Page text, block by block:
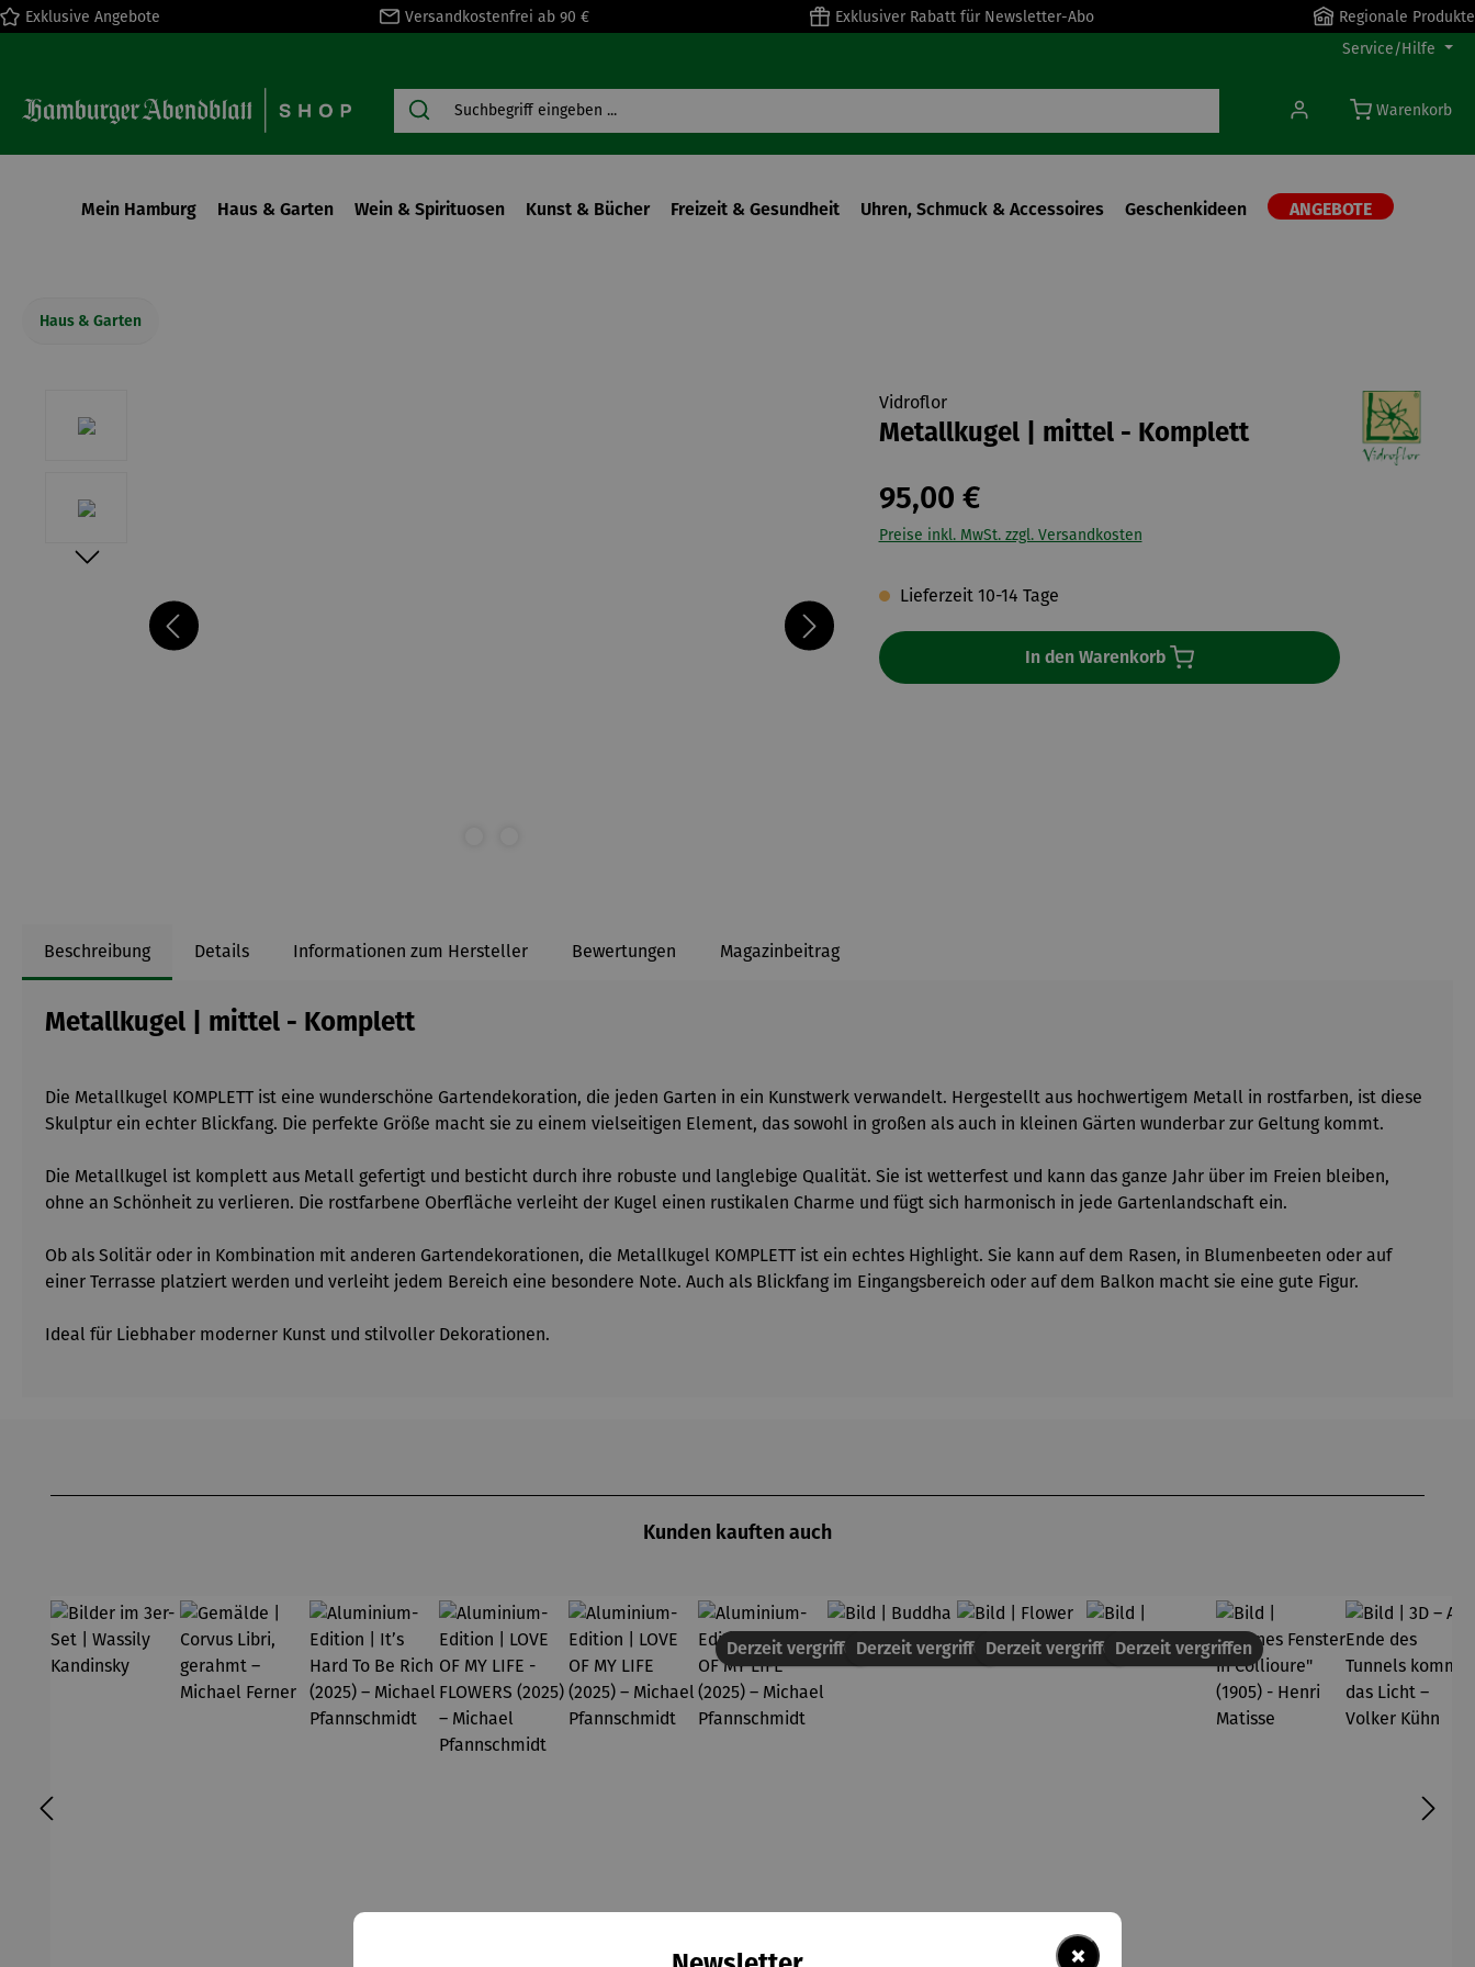
Zur Hauptnavigation springen
Exklusive Angebote Versandkostenfrei ab 90 € Exklusiver Rabatt für Newsletter-Abo
Regionale Produkte
Service/Hilfe
Warenkorb
Mein Hamburg Haus & Garten Wein & Spirituosen Kunst & Bücher Freizeit & Gesundheit Uhren, Schmuck & Accessoires Geschenkideen ANGEBOTE
Haus & Garten
Vidroflor
Metallkugel | mittel - Komplett
95,00 €
Preise inkl. MwSt. zzgl. Versandkosten
Lieferzeit 10-14 Tage
In den Warenkorb
Beschreibung Details Informationen zum Hersteller Bewertungen Magazinbeitrag
Metallkugel | mittel - Komplett
Die Metallkugel KOMPLETT ist eine wunderschöne Gartendekoration, die jeden Garten in ein Kunstwerk verwandelt. Hergestellt aus hochwertigem Metall in rostfarben, ist diese
Skulptur ein echter Blickfang. Die perfekte Größe macht sie zu einem vielseitigen Element, das sowohl in großen als auch in kleinen Gärten wunderbar zur Geltung kommt.
Die Metallkugel ist komplett aus Metall gefertigt und besticht durch ihre robuste und langlebige Qualität. Sie ist wetterfest und kann das ganze Jahr über im Freien bleiben,
ohne an Schönheit zu verlieren. Die rostfarbene Oberfläche verleiht der Kugel einen rustikalen Charme und fügt sich harmonisch in jede Gartenlandschaft ein.
Ob als Solitär oder in Kombination mit anderen Gartendekorationen, die Metallkugel KOMPLETT ist ein echtes Highlight. Sie kann auf dem Rasen, in Blumenbeeten oder auf
einer Terrasse platziert werden und verleiht jedem Bereich eine besondere Note. Auch als Blickfang im Eingangsbereich oder auf dem Balkon macht sie eine gute Figur.
Ideal für Liebhaber moderner Kunst und stilvoller Dekorationen.
Kunden kauften auch
Derzeit vergriffenDerzeit vergriffenDerzeit vergriffenDerzeit vergriffen
×